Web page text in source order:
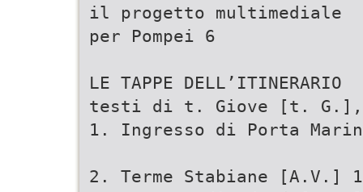
il progetto multimediale
per Pompei 6
LE TAPPE DELL’ITINERARIO
testi di t. Giove [t. G.],
1. Ingresso di Porta
2. Terme Stabiane [A.V.]